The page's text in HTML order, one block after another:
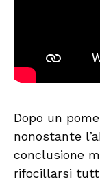
Dopo un
nonostante
conclusione
rifocillarsi